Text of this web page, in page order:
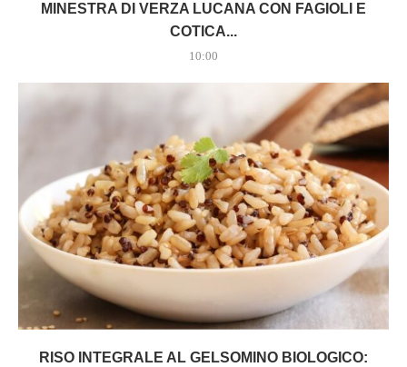
MINESTRA DI VERZA LUCANA CON FAGIOLI E
COTICA...
10:00
RISO INTEGRALE AL GELSOMINO BIOLOGICO: